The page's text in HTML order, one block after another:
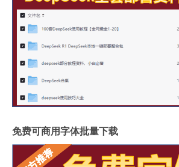
免费可商用字体批量下载